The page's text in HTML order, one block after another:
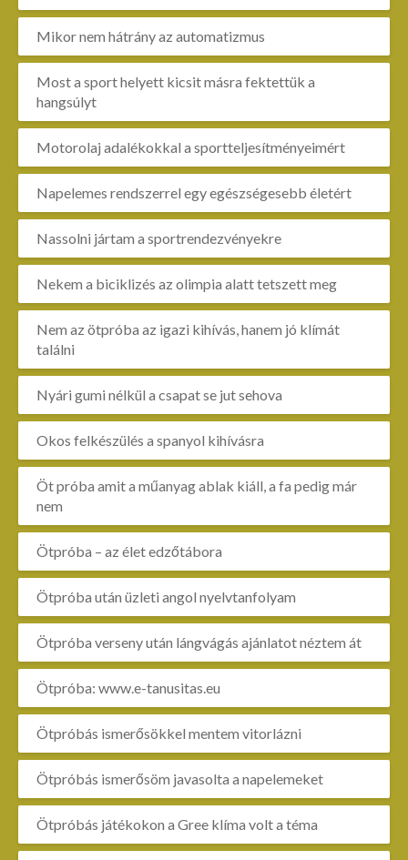
Mikor nem hátrány az automatizmus
Most a sport helyett kicsit másra fektettük a
hangsúlyt
Motorolaj adalékokkal a sportteljesítményeimért
Napelemes rendszerrel egy egészségesebb életért
Nassolni jártam a sportrendezvényekre
Nekem a biciklizés az olimpia alatt tetszett meg
Nem az ötpróba az igazi kihívás, hanem jó klímát
találni
Nyári gumi nélkül a csapat se jut sehova
Okos felkészülés a spanyol kihívásra
Öt próba amit a műanyag ablak kiáll, a fa pedig már
nem
Ötpróba – az élet edzőtábora
Ötpróba után üzleti angol nyelvtanfolyam
Ötpróba verseny után lángvágás ajánlatot néztem át
Ötpróba: www.e-tanusitas.eu
Ötpróbás ismerősökkel mentem vitorlázni
Ötpróbás ismerősöm javasolta a napelemeket
Ötpróbás játékokon a Gree klíma volt a téma